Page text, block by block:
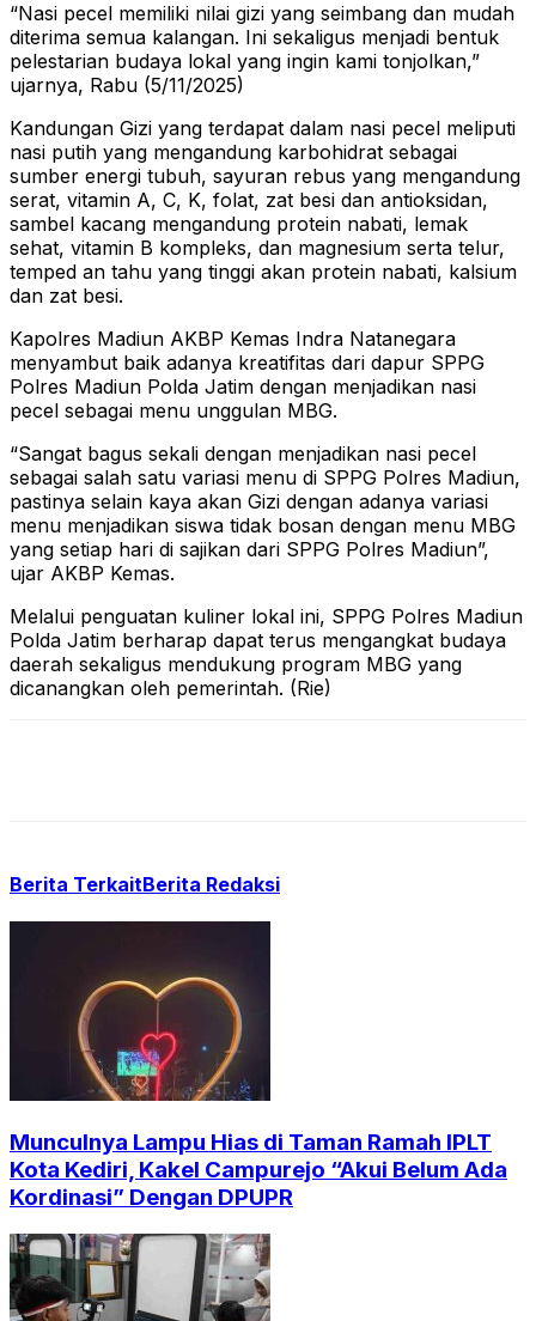
“Nasi pecel memiliki nilai gizi yang seimbang dan mudah
diterima semua kalangan. Ini sekaligus menjadi bentuk
pelestarian budaya lokal yang ingin kami tonjolkan,”
ujarnya, Rabu (5/11/2025)
Kandungan Gizi yang terdapat dalam nasi pecel meliputi
nasi putih yang mengandung karbohidrat sebagai
sumber energi tubuh, sayuran rebus yang mengandung
serat, vitamin A, C, K, folat, zat besi dan antioksidan,
sambel kacang mengandung protein nabati, lemak
sehat, vitamin B kompleks, dan magnesium serta telur,
temped an tahu yang tinggi akan protein nabati, kalsium
dan zat besi.
Kapolres Madiun AKBP Kemas Indra Natanegara
menyambut baik adanya kreatifitas dari dapur SPPG
Polres Madiun Polda Jatim dengan menjadikan nasi
pecel sebagai menu unggulan MBG.
“Sangat bagus sekali dengan menjadikan nasi pecel
sebagai salah satu variasi menu di SPPG Polres Madiun,
pastinya selain kaya akan Gizi dengan adanya variasi
menu menjadikan siswa tidak bosan dengan menu MBG
yang setiap hari di sajikan dari SPPG Polres Madiun”,
ujar AKBP Kemas.
Melalui penguatan kuliner lokal ini, SPPG Polres Madiun
Polda Jatim berharap dapat terus mengangkat budaya
daerah sekaligus mendukung program MBG yang
dicanangkan oleh pemerintah. (Rie)
Berita TerkaitBerita Redaksi
Munculnya Lampu Hias di Taman Ramah IPLT
Kota Kediri, Kakel Campurejo “Akui Belum Ada
Kordinasi” Dengan DPUPR